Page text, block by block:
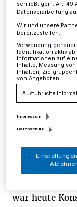
mich, dass
gemeinsam
geworben,
und
Pandemie-
Unsere
war heute
schließt gem. Art. 49
Datenverarbeitung
Wir und unsere
bereitzustellen:
Verwendung
Identifikation aktiv
Informationen auf
Inhalte, Messung
Inhalten,
von Angeboten.
Ausführliche
Impressum
Datenschutz